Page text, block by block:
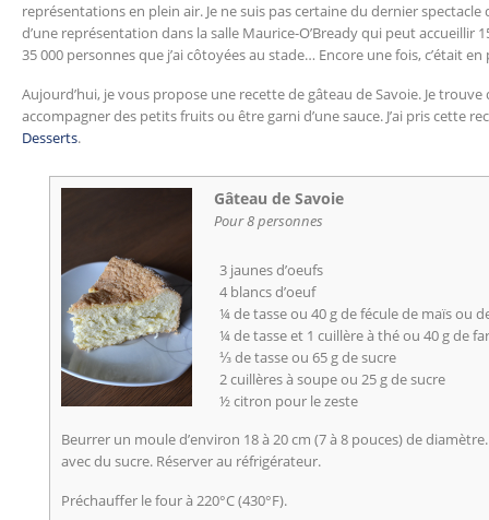
représentations en plein air. Je ne suis pas certaine du dernier spectacle
d’une représentation dans la salle Maurice-O’Bready qui peut accueillir
35 000 personnes que j’ai côtoyées au stade… Encore une fois, c’était en
Aujourd’hui, je vous propose une recette de gâteau de Savoie. Je
accompagner des petits fruits ou être garni d’une sauce. J’ai pris cette
Desserts.
Gâteau de Savoie
Pour 8 personnes
3 jaunes d’oeufs
4 blancs d’oeuf
¼ de tasse ou 40 g de fécule de maïs ou
¼ de tasse et 1 cuillère à thé ou 40 g de
⅓ de tasse ou 65 g de sucre
2 cuillères à soupe ou 25 g de sucre
½ citron pour le zeste
Beurrer un moule d’environ 18 à 20 cm (7 à 8 pouces) de
avec du sucre. Réserver au réfrigérateur.
Préchauffer le four à 220°C (430°F).